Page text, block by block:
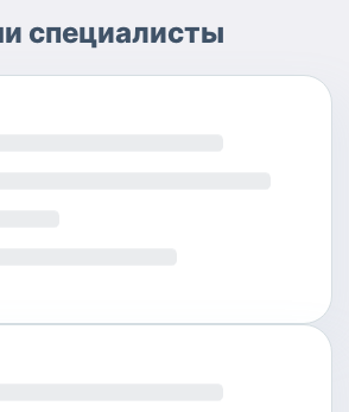
специалисты